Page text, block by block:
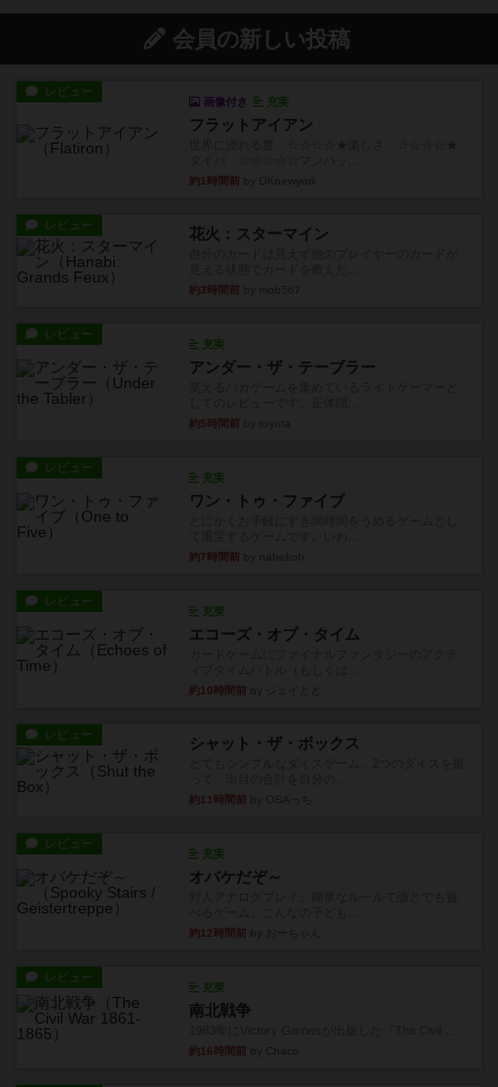
会員の新しい投稿
レビュー
画像付き 充実
フラットアイアン
約1時間前
レビュー 花火：スターマイン
約3時間前
レビュー
充実
アンダー・ザ・テーブラー
約5時間前
レビュー
充実
ワン・トゥ・ファイブ
約7時間前
レビュー
充実
エコーズ・オブ・タイム
約10時間前
レビュー シャット・ザ・ボックス
約11時間前
レビュー
充実
オバケだぞ～
約12時間前
レビュー
充実
南北戦争
約16時間前